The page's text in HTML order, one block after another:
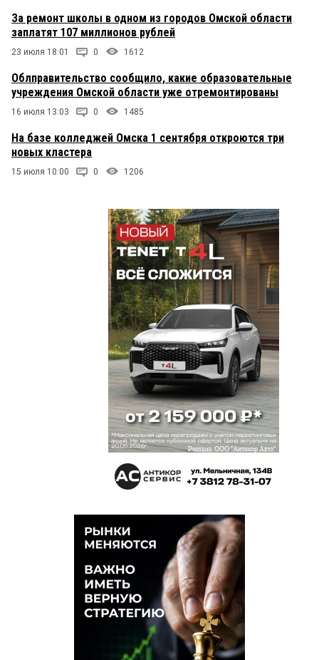
За ремонт школы в одном из городов Омской области
заплатят 107 миллионов рублей
23 июля 18:01 0 1612
Облправительство сообщило, какие образовательные
учреждения Омской области уже отремонтированы
16 июля 13:03 0 1485
На базе колледжей Омска 1 сентября откроются три
новых кластера
15 июля 10:00 0 1206